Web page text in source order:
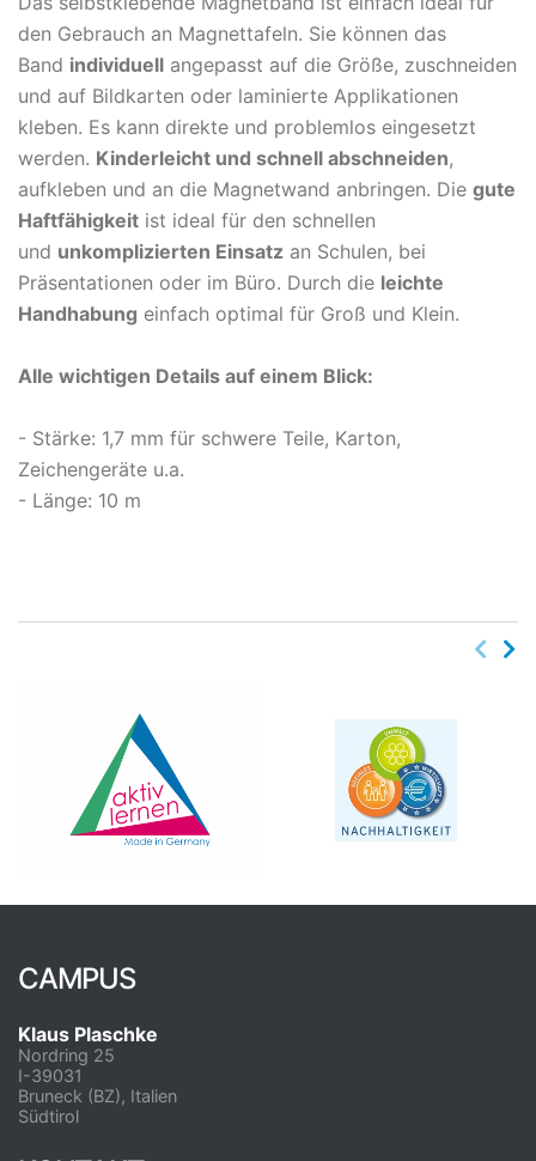
den Gebrauch an Magnettafeln. Sie können das
Band individuell angepasst auf die Größe, zuschneiden
und auf Bildkarten oder laminierte Applikationen
kleben. Es kann direkte und problemlos eingesetzt
werden. Kinderleicht und schnell abschneiden,
aufkleben und an die Magnetwand anbringen. Die gute
Haftfähigkeit ist ideal für den schnellen
und unkomplizierten Einsatz an Schulen, bei
Präsentationen oder im Büro. Durch die leichte
Handhabung einfach optimal für Groß und Klein.
Alle wichtigen Details auf einem Blick:
- Stärke: 1,7 mm für schwere Teile, Karton,
Zeichengeräte u.a.
- Länge: 10 m
CAMPUS
Klaus Plaschke
Nordring 25
I-39031
Bruneck (BZ), Italien
Südtirol